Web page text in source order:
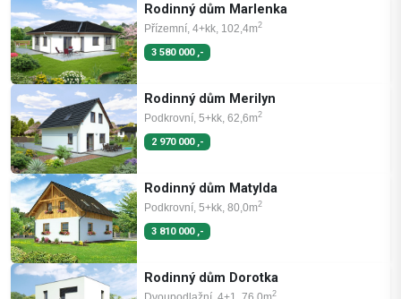
Rodinný dům Marlenka
Přízemní, 4+kk, 102,4m2
3 580 000 ,-
Rodinný dům Merilyn
Podkrovní, 5+kk, 62,6m2
2 970 000 ,-
Rodinný dům Matylda
Podkrovní, 5+kk, 80,0m2
3 810 000 ,-
Rodinný dům Dorotka
2